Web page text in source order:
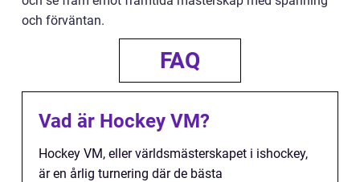
och förväntan.
FAQ
Vad är Hockey VM?
Hockey VM, eller världsmästerskapet i ishockey,
är en årlig turnering där de bästa